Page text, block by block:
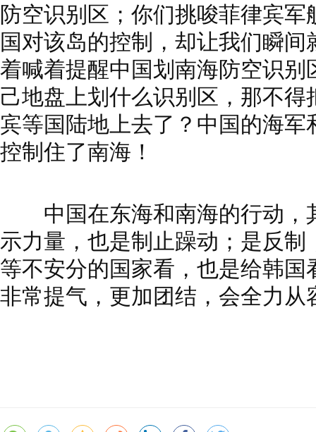
防空识别区；你们挑唆菲律宾
国对该岛的控制，却让我们瞬
着喊着提醒中国划南海防空识别
己地盘上划什么识别区，那不
宾等国陆地上去了？中国的海
控制住了南海！
中国在东海和南海的行动，
示力量，也是制止躁动；是反
等不安分的国家看，也是给韩
非常提气，更加团结，会全力从